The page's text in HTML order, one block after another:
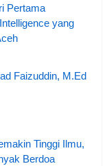
Pertama
yang
Faizuddin, M.Ed
Tinggi Ilmu,
Berdoa